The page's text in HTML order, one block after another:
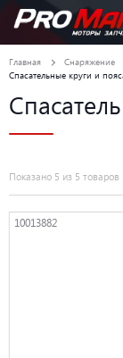
Главная Снаряжение
Спасательные круги и
Показано 5 из 5 товаров
10013882